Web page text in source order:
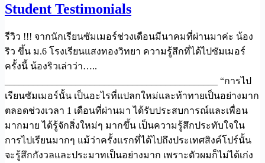
Student Testimonials
รีวิว !!! จากนักเรียนซัมเมอร์ช่วงเดือนมีนาคมที่ผ่านมาค่ะ น้อง
ริว ขึ้น ม.6 โรงเรียนแสงทองวิทยา ความรู้สึกที่ได้ไปซัมเมอร์
ครั้งนี้ น้องริวเล่าว่า…..
_____________________________________________ “การไป
เรียนซัมเมอร์นั้น เป็นอะไรที่แปลกใหม่และท้าทายเป็นอย่างมาก
ตลอดช่วงเวลา 1 เดือนที่ผ่านมา ได้รับประสบการณ์และเพื่อน
มากมาย ได้รู้จักสิ่งใหม่ๆ มากขึ้น เป็นความรู้สึกประทับใจใน
การไปเรียนมากๆ แม้ว่าครั้งแรกที่ได้ไปถึงประเทศสิงค์โปร์นั้น
จะรู้สึกกังวลและประมาทเป็นอย่างมาก เพราะตัวผมก็ไม่ได้เก่ง